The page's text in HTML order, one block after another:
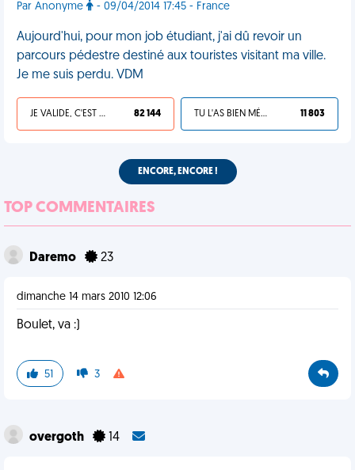
Par Anonyme - 09/04/2014 17:45 - France
Aujourd'hui, pour mon job étudiant, j'ai dû revoir un
parcours pédestre destiné aux touristes visitant ma ville.
Je me suis perdu. VDM
JE VALIDE, C'EST UNE VDM 82 144 TU L'AS BIEN MÉRITÉ 11 803
ENCORE, ENCORE !
TOP COMMENTAIRES
Daremo 23
dimanche 14 mars 2010 12:06
Boulet, va :)
51 3
overgoth 14